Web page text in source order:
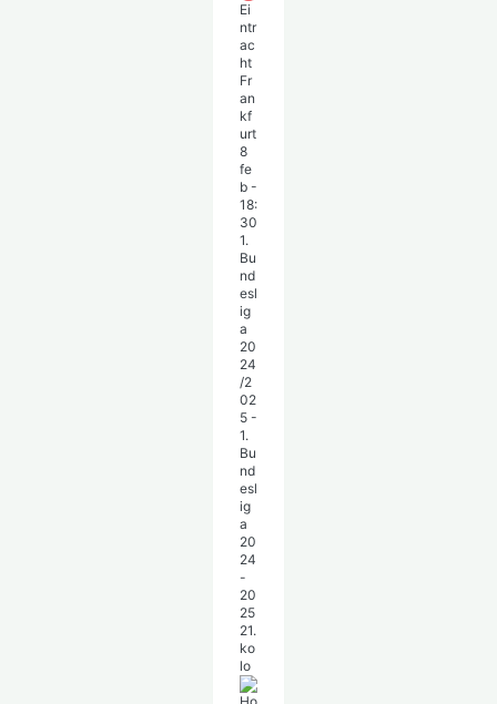
Ei
ntr
ac
ht
Fr
an
kf
urt
8
fe
b -
18:
30
1.
Bu
nd
esl
ig
a
20
24
/2
02
5 -
1.
Bu
nd
esl
ig
a
20
24
-
20
25
21.
ko
lo